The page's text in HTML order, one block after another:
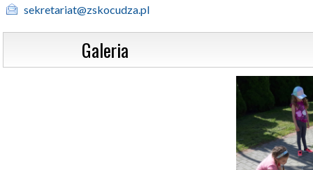
sekretariat@zskocudza.pl
                  Galeria